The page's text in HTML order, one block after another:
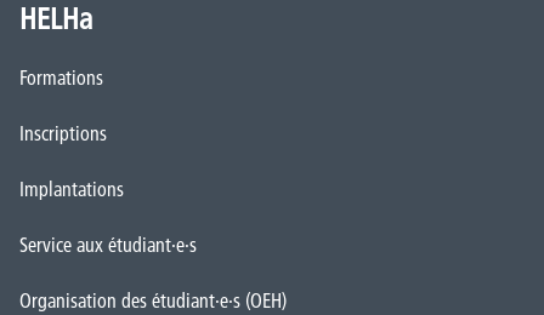
HELHa
Formations
Inscriptions
Implantations
Service aux étudiant·e·s
Organisation des étudiant·e·s (OEH)